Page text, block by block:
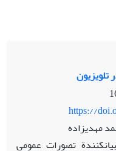
https://
مهدیزاده
تصورات عمومی